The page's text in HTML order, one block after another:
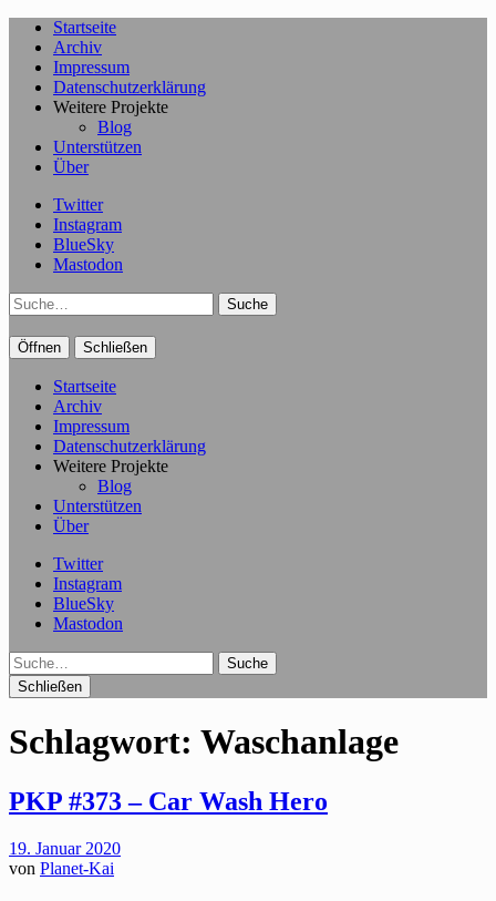
Startseite
Archiv
Impressum
Datenschutzerklärung
Weitere Projekte
Blog
Unterstützen
Über
Twitter
Instagram
BlueSky
Mastodon
Suche
Öffnen Schließen
Startseite
Archiv
Impressum
Datenschutzerklärung
Weitere Projekte
Blog
Unterstützen
Über
Twitter
Instagram
BlueSky
Mastodon
Suche
Schließen
Schlagwort: Waschanlage
PKP #373 – Car Wash Hero
19. Januar 2020
von Planet-Kai